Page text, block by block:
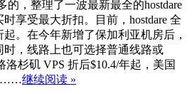
的，整理了一波最新最全的hostdare
享受最大折扣。目前，hostdare 全
。在今年新增了保加利亚机房后，
，线路上也可选择普通线路或
杉矶 VPS 折后$10.4/年起，美国
继续阅读 »